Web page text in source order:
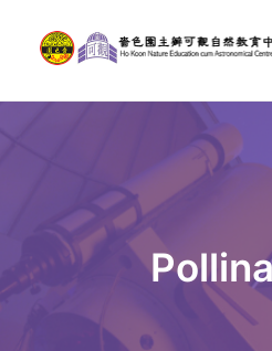
天文館
博物天地
比賽/專題計劃